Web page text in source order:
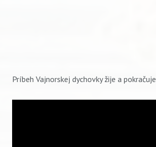
Príbeh Vajnorskej dychovky žije a